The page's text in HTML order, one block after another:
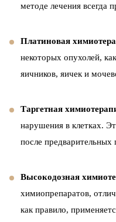
методе лечения всегда
Платиновая
некоторых опухолей,
яичников, яичек и
Таргетная
нарушения в клетках.
после предварительных
Высокодозная
химиопрепаратов,
как правило,